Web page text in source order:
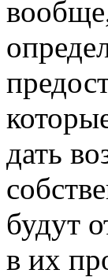
дать
будут
в их